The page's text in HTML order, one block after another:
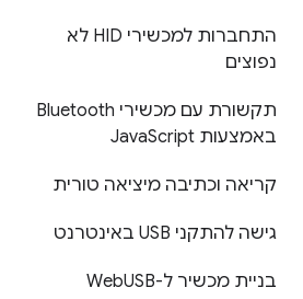
התחברות למכשירי HID לא
נפוצים
תקשורת עם מכשירי Bluetooth
באמצעות Java Script
קריאה וכתיבה מיציאה טורית
גישה להתקני USB באינטרנט
בניית מכשיר ל-WebUSB